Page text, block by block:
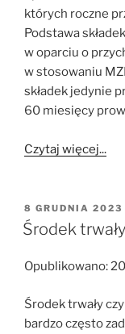
których roczne
Podstawa
w oparciu o
w stosowaniu
składek jedynie
60 miesięcy
Czytaj więcej...
OPUBLIKOWANE
W
8 GRUDNIA 2023
Środek
Opublikowano:
Środek trwały
bardzo często